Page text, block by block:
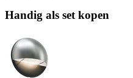
Handig als set kopen